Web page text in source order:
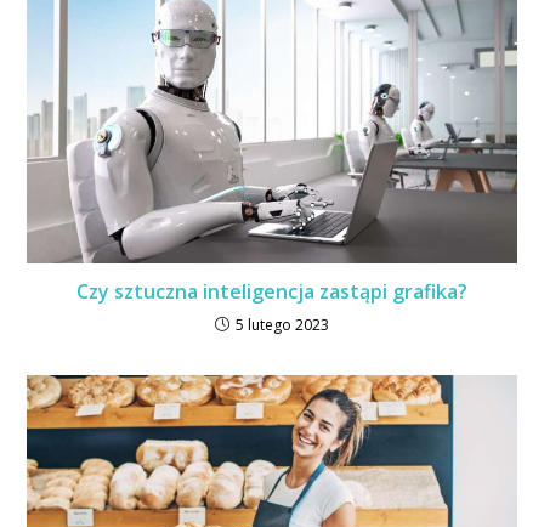
Czy sztuczna inteligencja zastąpi grafika?
5 lutego 2023